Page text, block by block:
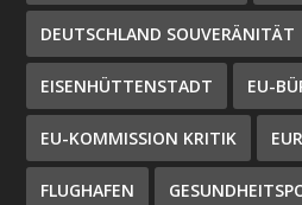
DEUTSCHLAND SOUVERÄNITÄT
EISENHÜTTENSTADT EU-
EU-KOMMISSION KRITIK
FLUGHAFEN